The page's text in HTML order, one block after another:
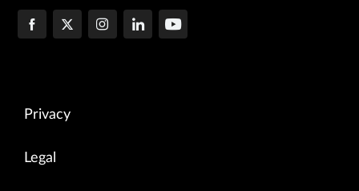
Privacy
Legal